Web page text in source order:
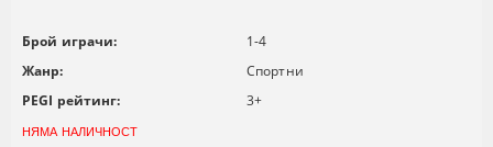
Брой играчи:
1-4
Жанр:
Спортни
PEGI рейтинг:
3+
НЯМА НАЛИЧНОСТ